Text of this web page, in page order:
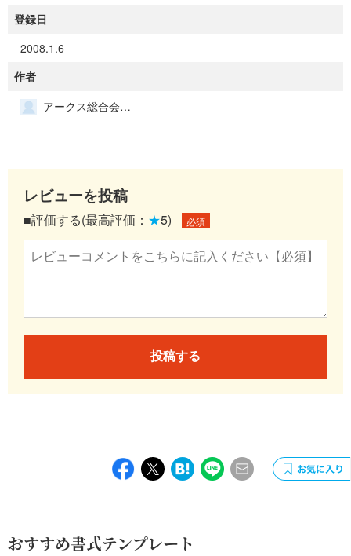
登録日
2008.1.6
作者
アークス総合会計事務所
レビューを投稿
■評価する(最高評価： ★5) 必須
投稿する
おすすめ書式テンプレート